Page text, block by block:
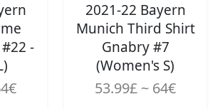
-
2021-22 Bayern
Munich Third Shirt
Gnabry #7
(Women's S)
53.99£ ~ 64€